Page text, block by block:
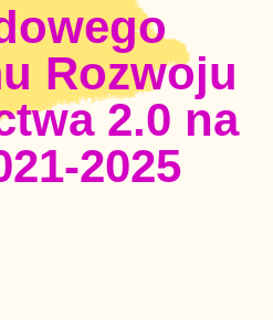
Rozwoju
2.0 na
2025